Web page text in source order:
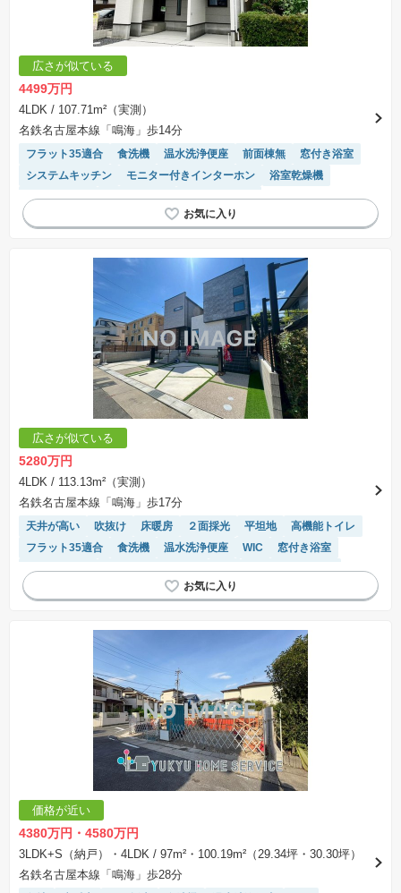
します。なお、この期間は概ね3ヶ月程度とされています。納得のいくプランが出来ず、建築請
負契約が成立しない場合、土地売買契約は白紙に戻り、土地契約にかかった代金（土地代金、
手付金など）は名目のいかんに関わらず、全て返却されます。
※課税対象物件の「価格」や「費用等」は消費税込みの「総額表示」で統一しています。
※「本体価格」とは、課税対象物件においては「消費税を除いた建物価格」と「土地価格」の
合計額を指します。
表示されておりません。
※取引にかかる費用：物件の契約手続き、決済、引き渡し時にかかる費用を表示しています。
不動産会社によって表記有無が異なるため、ご自身で十分な確認をしていただくようにお願い
いたします。
場合があります。
広さが似ている
4499万円
4LDK / 107.71m²（実測）
名鉄名古屋本線「鳴海」歩14分
フラット35適合 食洗機 温水洗浄便座 前面棟無
窓付き浴室
システムキッチン
モニター付きインターホン
浴室乾燥機
対面キッチン
長期優良住宅 トイレ2個以上
広さが似ている
5280万円
4LDK / 113.13m²（実測）
名鉄名古屋本線「鳴海」歩17分
天井が高い 吹抜け 床暖房 ２面採光 平坦地
高機能トイレ
フラット35適合
食洗機 温水洗浄便座 WIC
窓付き浴室
バリアフリー
キッチン収納が多い SIC
システムキッチン
ルーフバルコニー
モニター付きインターホン
価格が近い
4380万円・4580万円
3LDK+S（納戸）・4LDK / 97m²・100.19m²（29.34坪・30.30坪）
名鉄名古屋本線「鳴海」歩28分